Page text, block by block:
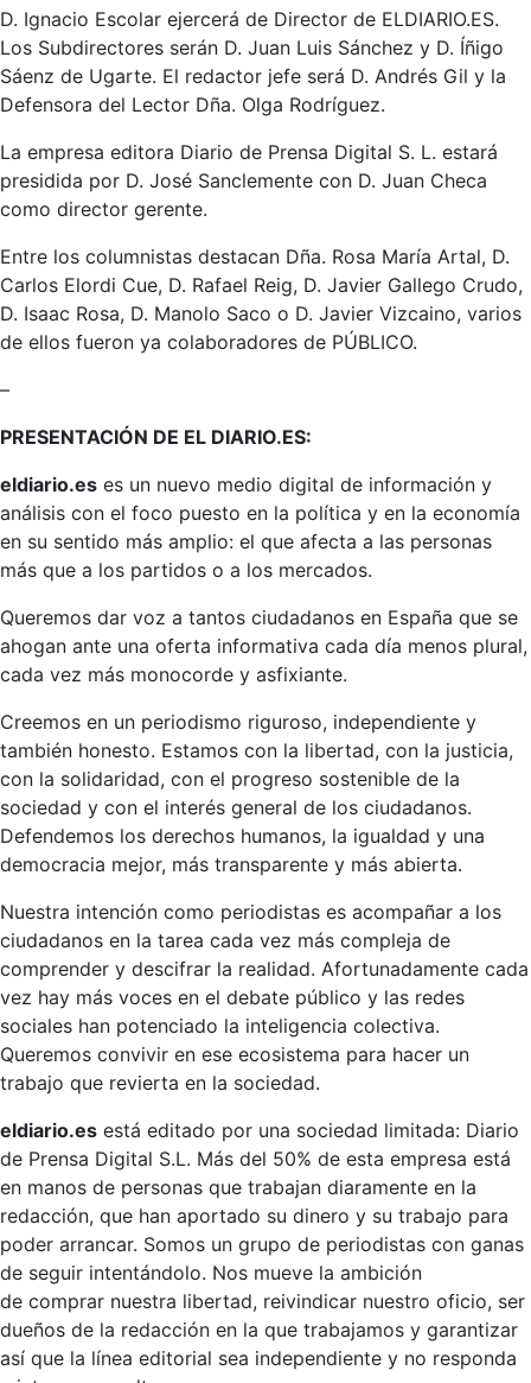
D. Ignacio Escolar ejercerá de Director de ELDIARIO.ES.
Los Subdirectores serán D. Juan Luis Sánchez y D. Íñigo
Sáenz de Ugarte. El redactor jefe será D. Andrés Gil y la
Defensora del Lector Dña. Olga Rodríguez.
La empresa editora Diario de Prensa Digital S. L. estará
presidida por D. José Sanclemente con D. Juan Checa
como director gerente.
Entre los columnistas destacan Dña. Rosa María Artal, D.
Carlos Elordi Cue, D. Rafael Reig, D. Javier Gallego Crudo,
D. Isaac Rosa, D. Manolo Saco o D. Javier Vizcaino, varios
de ellos fueron ya colaboradores de PÚBLICO.
–
PRESENTACIÓN DE EL DIARIO.ES:
eldiario.es es un nuevo medio digital de información y
análisis con el foco puesto en la política y en la economía
en su sentido más amplio: el que afecta a las personas
más que a los partidos o a los mercados.
Queremos dar voz a tantos ciudadanos en España que se
ahogan ante una oferta informativa cada día menos plural,
cada vez más monocorde y asfixiante.
Creemos en un periodismo riguroso, independiente y
también honesto. Estamos con la libertad, con la justicia,
con la solidaridad, con el progreso sostenible de la
sociedad y con el interés general de los ciudadanos.
Defendemos los derechos humanos, la igualdad y una
democracia mejor, más transparente y más abierta.
Nuestra intención como periodistas es acompañar a los
ciudadanos en la tarea cada vez más compleja de
comprender y descifrar la realidad. Afortunadamente cada
vez hay más voces en el debate público y las redes
sociales han potenciado la inteligencia colectiva.
Queremos convivir en ese ecosistema para hacer un
trabajo que revierta en la sociedad.
eldiario.es está editado por una sociedad limitada: Diario
de Prensa Digital S.L. Más del 50% de esta empresa está
en manos de personas que trabajan diaramente en la
redacción, que han aportado su dinero y su trabajo para
poder arrancar. Somos un grupo de periodistas con ganas
de seguir intentándolo. Nos mueve la ambición
de comprar nuestra libertad, reivindicar nuestro oficio, ser
dueños de la redacción en la que trabajamos y garantizar
así que la línea editorial sea independiente y no responda